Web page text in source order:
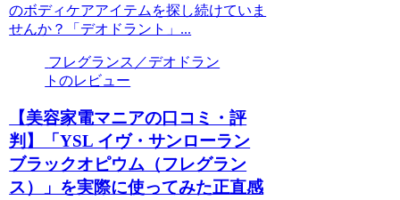
のボディケアアイテムを探し続けていま
せんか？「デオドラント」...
フレグランス／デオドラン
トのレビュー
【美容家電マニアの口コミ・評
判】「YSL イヴ・サンローラン
ブラックオピウム（フレグラン
ス）」を実際に使ってみた正直感